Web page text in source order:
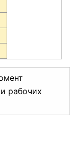
рабочих